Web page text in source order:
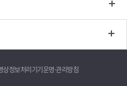
상정보처리기기운영·관리방침